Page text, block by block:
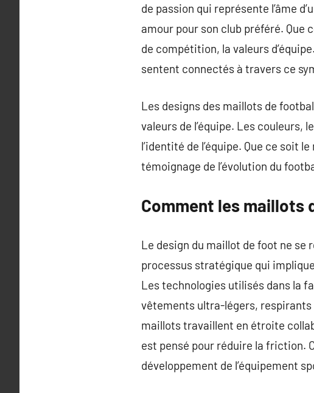
de passion qui représente l’âme
amour pour son club préféré. Que
de compétition, la valeurs
sentent connectés à travers ce
Les designs des maillots de
valeurs de l’équipe. Les
l’identité de l’équipe. Que ce soit
témoignage de l’évolution du
Comment les maillots
Le design du maillot de foot ne se
processus stratégique qui
Les technologies utilisés dans la
vêtements ultra-légers,
maillots travaillent en étroite
est pensé pour réduire la friction.
développement de l’équipement